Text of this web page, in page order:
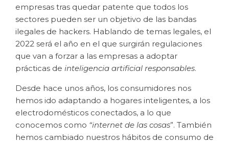
empresas tras quedar patente que todos los
sectores pueden ser un objetivo de las bandas
ilegales de hackers. Hablando de temas legales, el
2022 será el año en el que surgirán regulaciones
que van a forzar a las empresas a adoptar
prácticas de inteligencia artificial responsables.
Desde hace unos años, los consumidores nos
hemos ido adaptando a hogares inteligentes, a los
electrodomésticos conectados, a lo que
conocemos como “internet de las cosas”. También
hemos cambiado nuestros hábitos de consumo de